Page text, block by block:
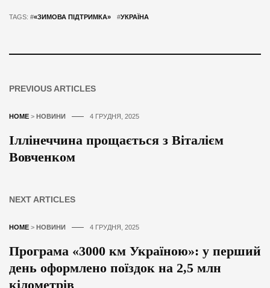
TAGS: #«ЗИМОВА ПІДТРИМКА» #УКРАЇНА
PREVIOUS ARTICLES
HOME > НОВИНИ 4 ГРУДНЯ, 2025
Іллінеччина прощається з Віталієм
Вовченком
NEXT ARTICLES
HOME > НОВИНИ 4 ГРУДНЯ, 2025
Програма «3000 км Україною»: у перший
день оформлено поїздок на 2,5 млн
кілометрів